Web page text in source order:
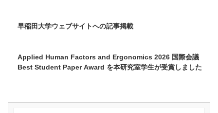
早稲田大学ウェブサイトへの記事掲載
Applied Human Factors and Ergonomics 2026 国際会議
Best Student Paper Award を本研究室学生が受賞しました